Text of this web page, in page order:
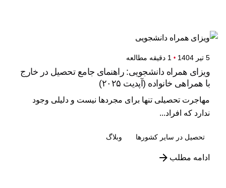
5 تیر 1404 1 دقیقه مطالعه
ویزای همراه دانشجویی: راهنمای جامع تحصیل در خارج
با همراهی خانواده (آپدیت ۲۰۲۵)
مهاجرت تحصیلی تنها برای مجردها نیست و دلیلی وجود
ندارد که افراد...
تحصیل در سایر کشورها وبلاگ
ادامه مطلب